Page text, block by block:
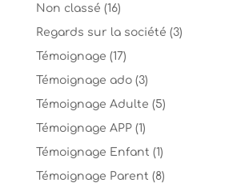
Non classé (16)
Regards sur la société (3)
Témoignage (17)
Témoignage ado(3)
Témoignage Adulte (5)
Témoignage APP(1)
Témoignage Enfant (1)
Témoignage Parent (8)